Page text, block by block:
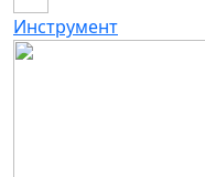
Инструмент